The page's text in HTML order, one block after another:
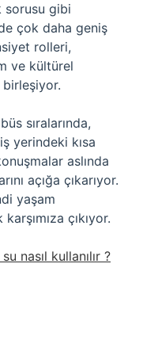
sorusu gibi
çok daha geniş
rolleri,
ve kültürel
birleşiyor.
sıralarında,
yerindeki kısa
aslında
açığa çıkarıyor.
yaşam
çıkıyor.
nasıl kullanılır ?